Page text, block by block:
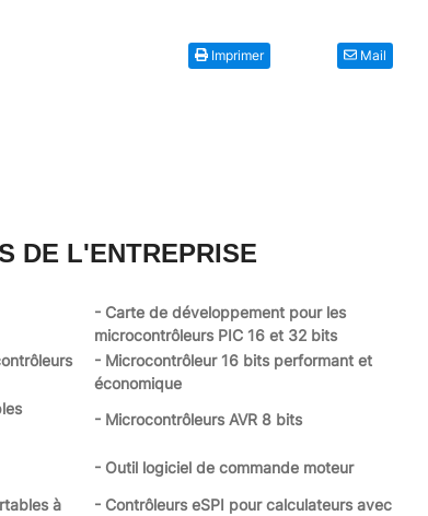
Imprimer Mail
DE L'ENTREPRISE
- Carte de développement pour les
microcontrôleurs PIC 16 et 32 bits
- Microcontrôleur 16 bits performant et
économique
- Microcontrôleurs AVR 8 bits
- Outil logiciel de commande moteur
à
- Contrôleurs eSPI pour calculateurs avec